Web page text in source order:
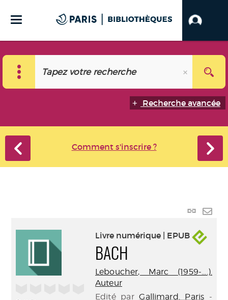
Recherche avancée
Comment s'inscrire ?
Lien
Livre numérique | EPUB
BACH
Leboucher, Marc (1959-....).
Auteur
Edité parGallimard. Paris -